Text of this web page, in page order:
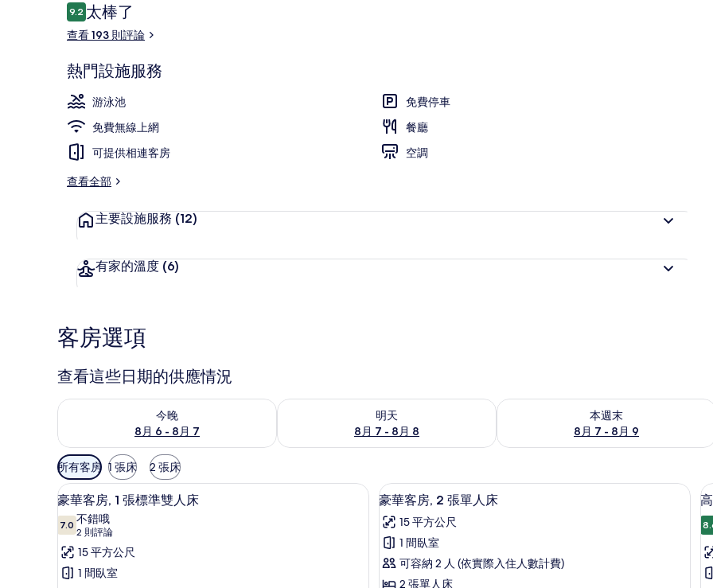
評
論
9.29.2 分，滿分 10 分，
太棒了
查看 193 則評論
熱門設施服務
游泳池
免費停車
免費無線上網
餐廳
可提供相連客房
空調
查看全部
主要設施服務 (12)
有家的溫度 (6)
客房選項
查看這些日期的供應情況
今晚
8月 6 - 8月 7
查看今晚 (8月 6 - 8月 7) 的供應情況
明天
8月 7 - 8月 8
查看明天 (8月 7 - 8月 8) 的供應情況
本週末
8月 7 - 8月 9
查看本週末 (8月 7 - 8月 9) 的供應情況
可
用
的
客
房
篩
選
條
所有客房 1 張床 2 張床
顯
示
豪
華
客
豪華客房, 1 張標準雙人床 | 客房內保險箱、筆電工作空間、遮光布/窗簾、免費無線上網
12
豪華客房, 1 張標準雙人床
7.07.0 分，滿分 10 分
不錯哦
2 則評論
(2
則
評
15 平方公尺
1 間臥室
顯
示
豪
華
客
豪華客房, 2 張單人床 | 客房內保險箱
10
豪華客房, 2 張單人床
15 平方公尺
1 間臥室
可容納 2 人 (依實際入住人數計費)
2 張單人床